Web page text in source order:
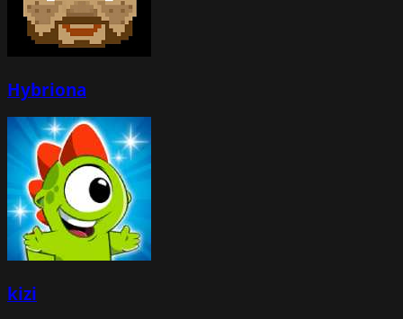
Hybriona
kizi